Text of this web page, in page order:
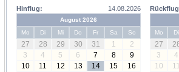
Hinflug: 14.08.2026
August 2026
Mo
Di Mi Do Fr Sa So
27 28 29 30 31 1
2
3
4 5 6 7 8
9
10
11 12 13 14 15
16
Mo
Di
27
3
4
10
11